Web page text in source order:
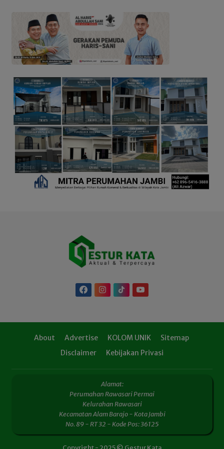
About Advertise KOLOM UNIK
Sitemap
Disclaimer
Kebijakan Privasi
Alamat:
Perumahan Rawasari Permai
Kelurahan Rawasari
Kecamatan Alam Barajo - Kota Jambi
No. 89 - RT 32 - Kode Pos: 36125